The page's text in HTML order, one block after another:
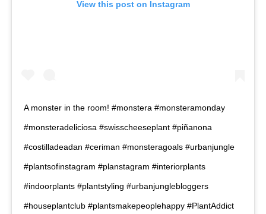
View this post on Instagram
A monster in the room! #monstera #monsteramonday
#monsteradeliciosa #swisscheeseplant #piñanona
#costilladeadan #ceriman #monsteragoals #urbanjungle
#plantsofinstagram #planstagram #interiorplants
#indoorplants #plantstyling #urbanjunglebloggers
#houseplantclub #plantsmakepeoplehappy #PlantAddict